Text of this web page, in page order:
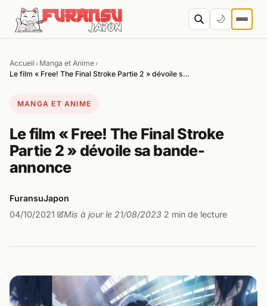
Aller au contenu
🌙
Accueil › Manga et Anime›
Le film « Free! The Final Stroke Partie 2 » dévoile s…
MANGA ET ANIME
Le film « Free! The Final Stroke
Partie 2 » dévoile sa bande-
annonce
FuransuJapon
04/10/2021· Mis à jour le 21/08/2023· 2 min de lecture